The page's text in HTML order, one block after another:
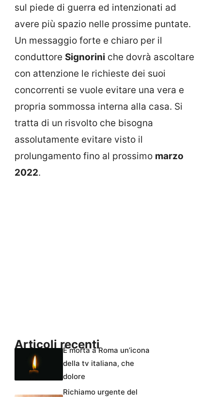
sul piede di guerra ed intenzionati ad
avere più spazio nelle prossime puntate.
Un messaggio forte e chiaro per il
conduttore Signorini che dovrà ascoltare
con attenzione le richieste dei suoi
concorrenti se vuole evitare una vera e
propria sommossa interna alla casa. Si
tratta di un risvolto che bisogna
assolutamente evitare visto il
prolungamento fino al prossimo marzo
2022.
Articoli recentiÈ morta a Roma un’icona
della tv italiana, che
dolore
Richiamo urgente del